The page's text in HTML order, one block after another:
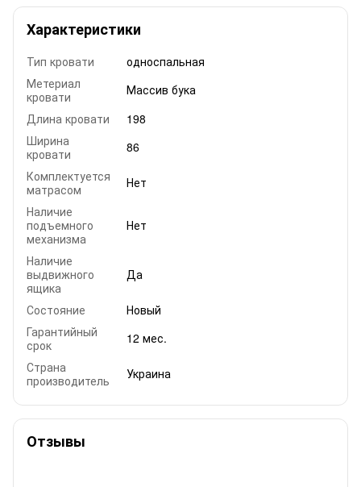
Характеристики
Тип кровати
односпальная
Метериал
кровати
Массив бука
Длина кровати
198
Ширина
кровати
86
Комплектуется
матрасом
Нет
Наличие
подъемного
механизма
Нет
Наличие
выдвижного
ящика
Да
Состояние
Новый
Гарантийный
срок
12 мес.
Страна
производитель
Украина
Отзывы